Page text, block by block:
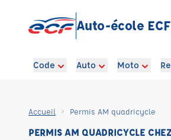
Auto-école
Code Auto Moto
Accueil Permis AM quadricycle
PERMIS AM QUADRICYCLE